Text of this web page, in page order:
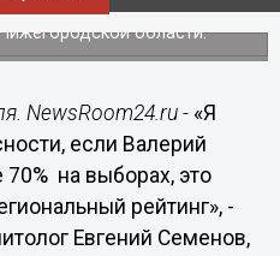
прокомментировал ход
области.
NewsRoom24.ru - «Я
если Валерий
на выборах, это
рейтинг», -
Евгений Семенов,